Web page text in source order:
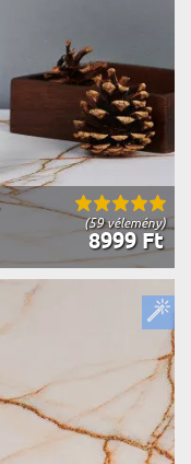
(59 vélemény)
8999 Ft